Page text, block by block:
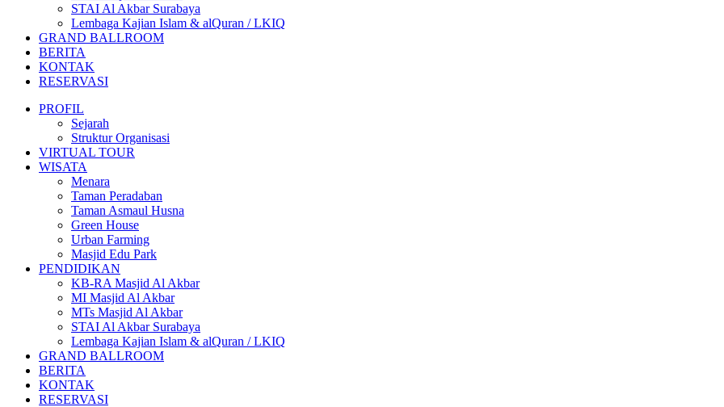
STAI Al Akbar Surabaya
Lembaga Kajian Islam & alQuran / LKIQ
GRAND BALLROOM
BERITA
KONTAK
RESERVASI
PROFIL
Sejarah
Struktur Organisasi
VIRTUAL TOUR
WISATA
Menara
Taman Peradaban
Taman Asmaul Husna
Green House
Urban Farming
Masjid Edu Park
PENDIDIKAN
KB-RA Masjid Al Akbar
MI Masjid Al Akbar
MTs Masjid Al Akbar
STAI Al Akbar Surabaya
Lembaga Kajian Islam & alQuran / LKIQ
GRAND BALLROOM
BERITA
KONTAK
RESERVASI